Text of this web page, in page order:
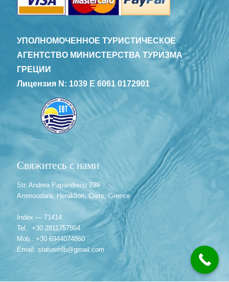
УПОЛНОМОЧЕННОЕ ТУРИСТИЧЕСКОЕ
АГЕНТСТВО МИНИСТЕРСТВА ТУРИЗМА
ГРЕЦИИ
Лицензия N: 1039 E 6061 0172901
Свяжитесь с нами
Str. Andrea Papandreou 239
Ammoudara, Heraklion, Crete, Greece
Index — 71414
Tel.: +30 2811757864
Mob.: +30 6944074860
Email: statusmlb@gmail.com